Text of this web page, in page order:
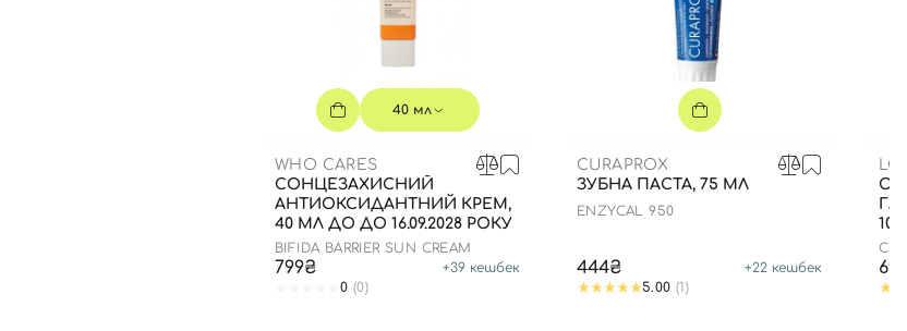
40 мл
WHO CARES
СОНЦЕЗАХИСНИЙ
АНТИОКСИДАНТНИЙ КРЕМ,
40 МЛ ДО ДО 16.09.2028 РОКУ
BIFIDA BARRIER SUN CREAM
799₴ +39 кешбек
0 (0)
CURAPROX
ЗУБНА ПАСТА, 75 МЛ
ENZYCAL 950
444₴ +22 кешбек
5.00 (1)
100